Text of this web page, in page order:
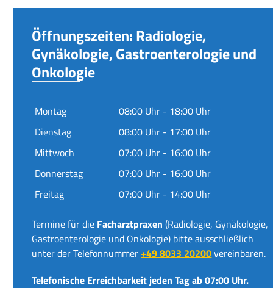
Öffnungszeiten: Radiologie,
Gynäkologie, Gastroenterologie und
Onkologie
Montag
08:00 Uhr - 18:00 Uhr
Dienstag
08:00 Uhr - 17:00 Uhr
Mittwoch
07:00 Uhr - 16:00 Uhr
Donnerstag
07:00 Uhr - 16:00 Uhr
Freitag
07:00 Uhr - 14:00 Uhr
Termine für die Facharztpraxen (Radiologie, Gynäkologie,
Gastroenterologie und Onkologie) bitte ausschließlich
unter der Telefonnummer+49 8033 20200vereinbaren.
Telefonische Erreichbarkeit jeden Tag ab 07:00 Uhr.